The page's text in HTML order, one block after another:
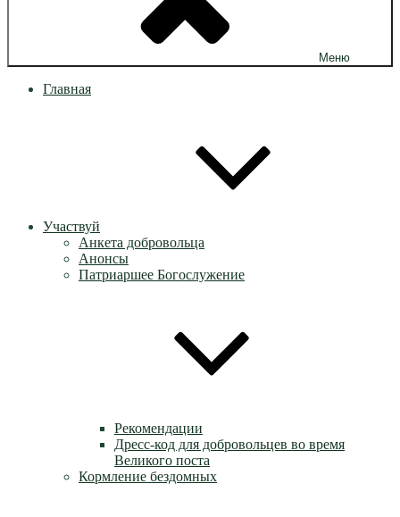
Меню
Главная
Участвуй
Анкета добровольца
Анонсы
Патриаршее Богослужение
Рекомендации
Дресс-код для добровольцев во время
Великого поста
Кормление бездомных